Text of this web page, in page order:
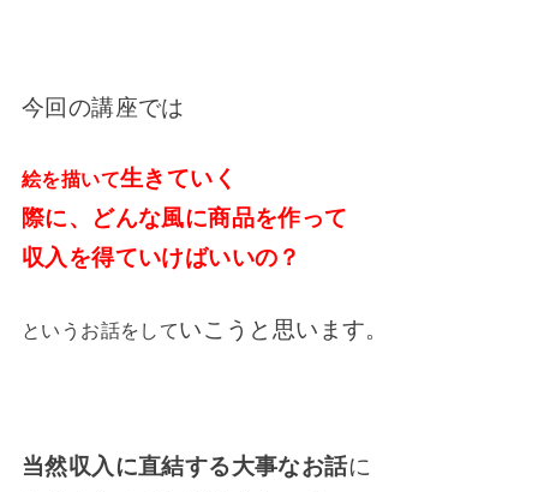
今回の講座では
絵を描いて生きていく
際に、
どんな風に商品を作って
収入を得ていけばいいの？
というお話をしていこうと思います。
当然収入に直結する大事なお話に